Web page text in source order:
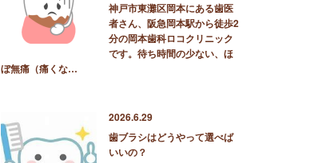
神戸市東灘区岡本にある歯医
者さん、阪急岡本駅から徒歩2
分の岡本歯科ロコクリニック
です。待ち時間の少ない、ほ
ぼ無痛（痛くな…
2026.6.29
歯ブラシはどうやって選べば
いいの？